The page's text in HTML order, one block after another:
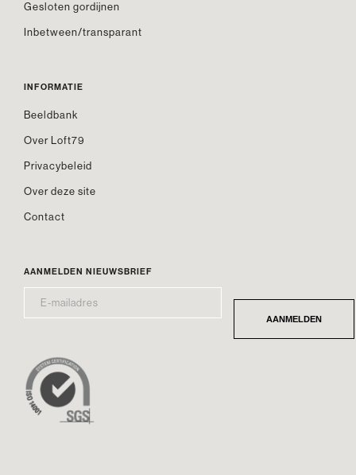
Gesloten gordijnen
Inbetween/transparant
INFORMATIE
Beeldbank
Over Loft79
Privacybeleid
Over deze site
Contact
AANMELDEN NIEUWSBRIEF
MAILADRES* AANMELDEN